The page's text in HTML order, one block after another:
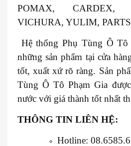
POMAX, CARDEX,
VICHURA, YULIM,
Hệ thống Phụ Tùng Ô Tô
những sản phẩm tại cửa
tốt, xuất xứ rõ ràng. Sản
Tùng Ô Tô Phạm Gia
nước với giá thành tốt nhất
THÔNG TIN LIÊN HỆ:
Hotline: